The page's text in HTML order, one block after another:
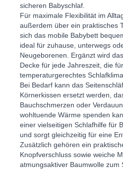
sicheren Babyschlaf
Für maximale Flexibilität im
außerdem über ein praktisches
sich das mobile Babybett
ideal für zuhause, unterwegs
Neugeborenen . Ergänzt wird
Decke für jede Jahreszeit, die
temperaturgerechtes Schlafklima
Bei Bedarf kann das
Körnerkissen ersetzt werden,
Bauchschmerzen oder
wohltuende Wärme spenden
einer vielseitigen Schlafhilfe für
und sorgt gleichzeitig für eine
Zusätzlich gehören ein
Knopfverschluss sowie weiche
atmungsaktiver Baumwolle zum